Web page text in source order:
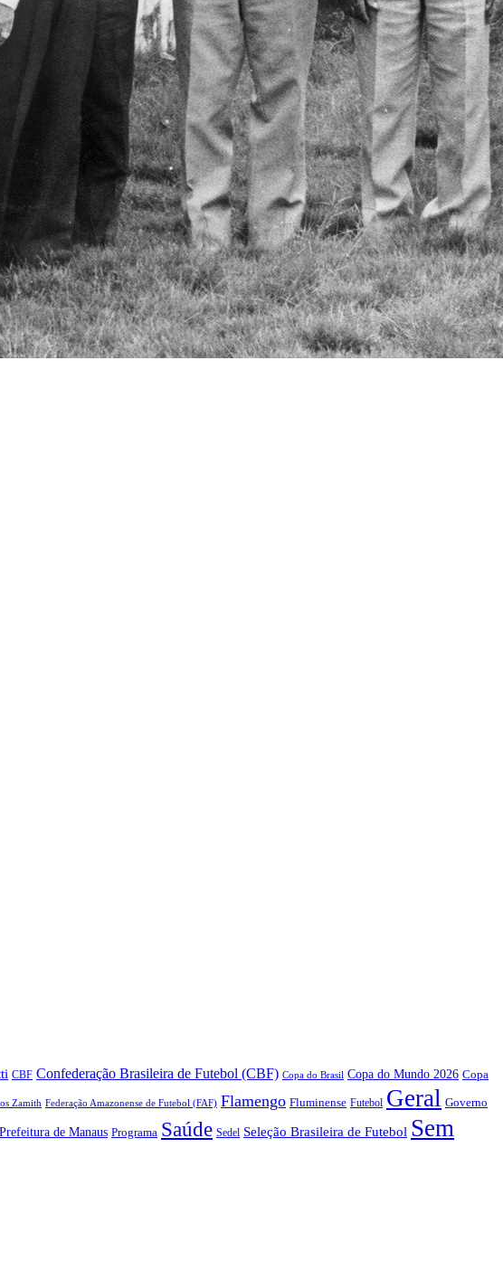
CBF Confederação Brasileira de Futebol (CBF) Copa do Brasil Copa do Mundo 2026 Copa
Zamith Federação Amazonense de Futebol (FAF) Flamengo Fluminense Futebol Geral Governo
Prefeitura de Manaus Programa Saúde Sedel Seleção Brasileira de Futebol Sem